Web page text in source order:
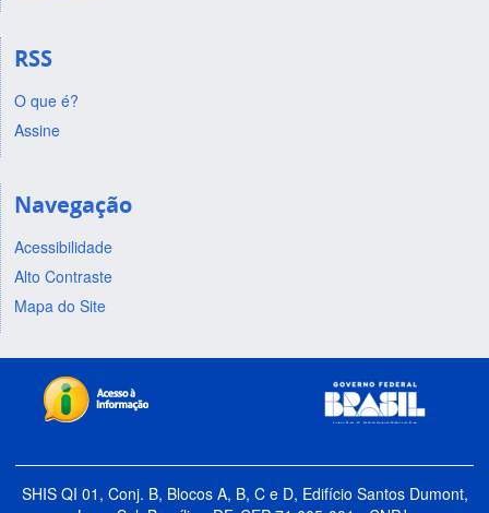
RSS
O que é?
Assine
Navegação
Acessibilidade
Alto Contraste
Mapa do Site
SHIS QI 01, Conj. B, Blocos A, B, C e D, Edifício Santos Dumont,